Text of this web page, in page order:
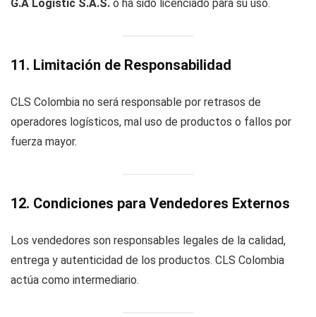
G.A Logistic S.A.S. o ha sido licenciado para su uso.
11. Limitación de Responsabilidad
CLS Colombia no será responsable por retrasos de
operadores logísticos, mal uso de productos o fallos por
fuerza mayor.
12. Condiciones para Vendedores Externos
Los vendedores son responsables legales de la calidad,
entrega y autenticidad de los productos. CLS Colombia
actúa como intermediario.